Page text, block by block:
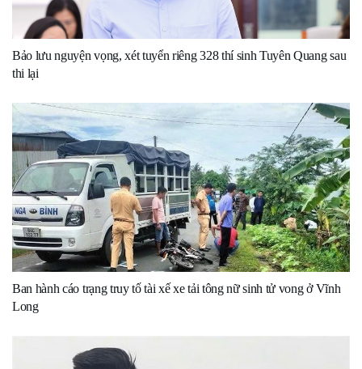
Bảo lưu nguyện vọng, xét tuyển riêng 328 thí sinh Tuyên Quang sau
thi lại
Ban hành cáo trạng truy tố tài xế xe tải tông nữ sinh tử vong ở Vĩnh
Long